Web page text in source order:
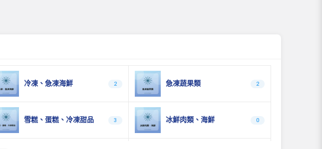
冷凍、急凍海鮮 2 急凍蔬果類 2
雪糕、蛋糕、冷凍甜品 3 冰鮮肉類、海鮮 0